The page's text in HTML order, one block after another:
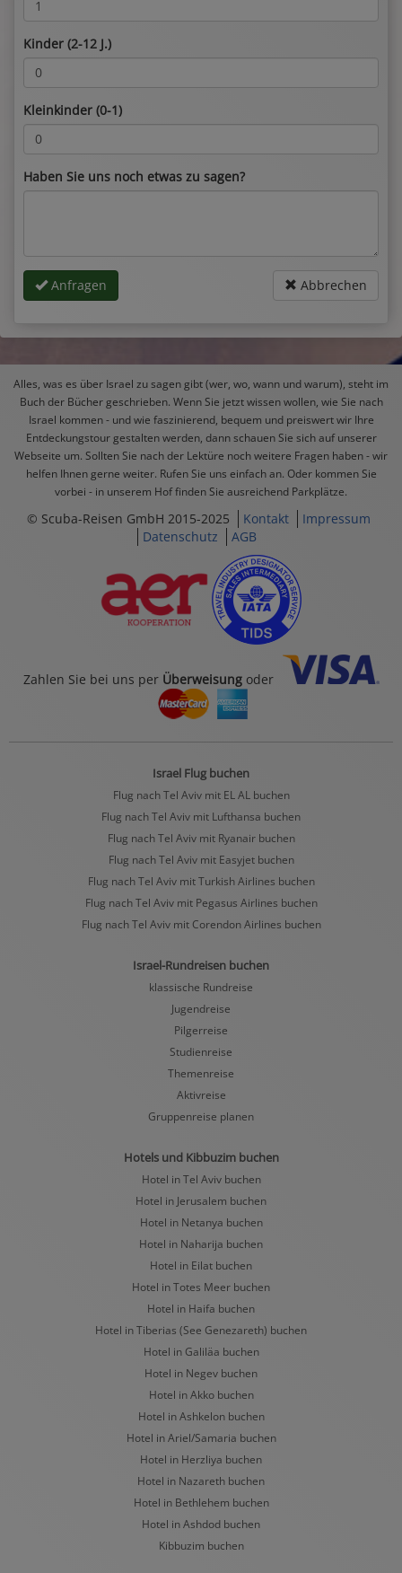
Kinder (2-12 J.)
Kleinkinder (0-1)
Haben Sie uns noch etwas zu sagen?
Anfragen Abbrechen
Alles, was es über Israel zu sagen gibt (wer, wo, wann und warum), steht im
Buch der Bücher geschrieben. Wenn Sie jetzt wissen wollen, wie Sie nach
Israel kommen - und wie faszinierend, bequem und preiswert wir Ihre
Entdeckungstour gestalten werden, dann schauen Sie sich auf unserer
Webseite um. Sollten Sie nach der Lektüre noch weitere Fragen haben - wir
helfen Ihnen gerne weiter. Rufen Sie uns einfach an. Oder kommen Sie
vorbei - in unserem Hof finden Sie ausreichend Parkplätze.
© Scuba-Reisen GmbH 2015-2025 Kontakt
Impressum
Datenschutz
AGB
Zahlen Sie bei uns per Überweisungoder
Israel Flug buchen
Flug nach Tel Aviv mit EL AL buchen
Flug nach Tel Aviv mit Lufthansa buchen
Flug nach Tel Aviv mit Ryanair buchen
Flug nach Tel Aviv mit Easyjet buchen
Flug nach Tel Aviv mit Turkish Airlines buchen
Flug nach Tel Aviv mit Pegasus Airlines buchen
Flug nach Tel Aviv mit Corendon Airlines buchen
Israel-Rundreisen buchen
klassische Rundreise
Jugendreise
Pilgerreise
Studienreise
Themenreise
Aktivreise
Gruppenreise planen
Hotels und Kibbuzim buchen
Hotel in Tel Aviv buchen
Hotel in Jerusalem buchen
Hotel in Netanya buchen
Hotel in Naharija buchen
Hotel in Eilat buchen
Hotel in Totes Meer buchen
Hotel in Haifa buchen
Hotel in Tiberias (See Genezareth) buchen
Hotel in Galiläa buchen
Hotel in Negev buchen
Hotel in Akko buchen
Hotel in Ashkelon buchen
Hotel in Ariel/Samaria buchen
Hotel in Herzliya buchen
Hotel in Nazareth buchen
Hotel in Bethlehem buchen
Hotel in Ashdod buchen
Kibbuzim buchen